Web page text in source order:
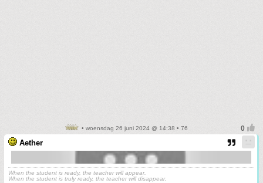
• woensdag 26 juni 2024 @ 14:38 • 76
Aether
When the student is ready, the teacher will appear.
When the student is truly ready, the teacher will disappear.